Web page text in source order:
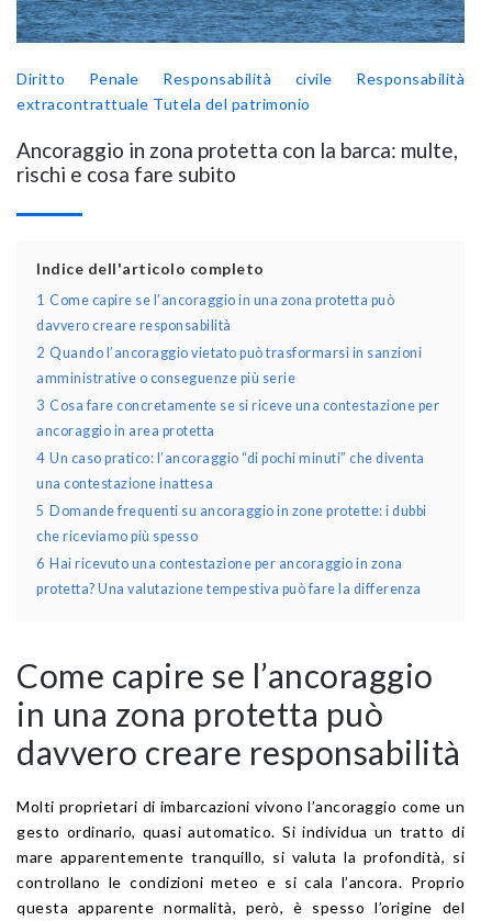
Diritto Penale Responsabilità civile
Responsabilità
extracontrattuale Tutela del patrimonio
Ancoraggio in zona protetta con la barca: multe,
rischi e cosa fare subito
Indice dell'articolo completo
1 Come capire se l’ancoraggio in una zona protetta può
davvero creare responsabilità
2 Quando l’ancoraggio vietato può trasformarsi in sanzioni
amministrative o conseguenze più serie
3 Cosa fare concretamente se si riceve una contestazione per
ancoraggio in area protetta
4 Un caso pratico: l’ancoraggio “di pochi minuti” che diventa
una contestazione inattesa
5 Domande frequenti su ancoraggio in zone protette: i dubbi
che riceviamo più spesso
6 Hai ricevuto una contestazione per ancoraggio in zona
protetta? Una valutazione tempestiva può fare la differenza
Come capire se l’ancoraggio
in una zona protetta può
davvero creare responsabilità
Molti proprietari di imbarcazioni vivono l’ancoraggio come un
gesto ordinario, quasi automatico. Si individua un tratto di
mare apparentemente tranquillo, si valuta la profondità, si
controllano le condizioni meteo e si cala l’ancora. Proprio
questa apparente normalità, però, è spesso l’origine del